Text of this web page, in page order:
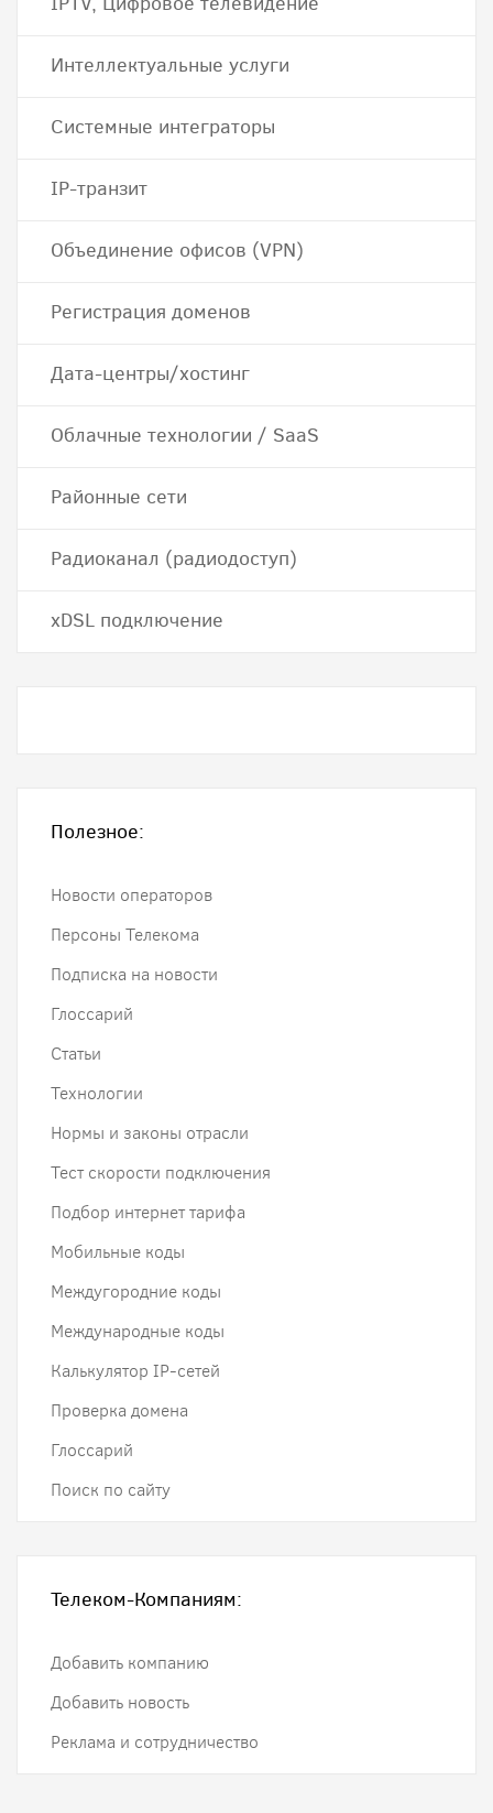
Интеллектуальные услуги
Системные интеграторы
IP-транзит
Объединение офисов (VPN)
Регистрация доменов
Дата-центры/хостинг
Облачные технологии / SaaS
Районные сети
Радиоканал (радиодоступ)
хDSL подключение
Полезное:
Новости операторов
Персоны Телекома
Подписка на новости
Глоссарий
Статьи
Технологии
Нормы и законы отрасли
Тест скорости подключения
Подбор интернет тарифа
Мобильные коды
Междугородние коды
Международные коды
Калькулятор IP-сетей
Проверка домена
Глоссарий
Поиск по сайту
Телеком-Компаниям:
Добавить компанию
Добавить новость
Реклама и сотрудничество